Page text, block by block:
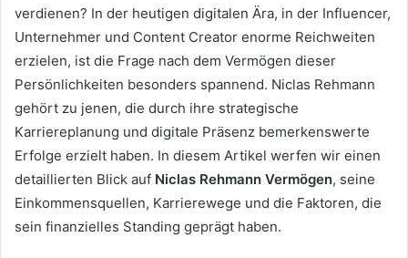
verdienen? In der heutigen digitalen Ära, in der Influencer,
Unternehmer und Content Creator enorme Reichweiten
erzielen, ist die Frage nach dem Vermögen dieser
Persönlichkeiten besonders spannend. Niclas Rehmann
gehört zu jenen, die durch ihre strategische
Karriereplanung und digitale Präsenz bemerkenswerte
Erfolge erzielt haben. In diesem Artikel werfen wir einen
detaillierten Blick auf Niclas Rehmann Vermögen, seine
Einkommensquellen, Karrierewege und die Faktoren, die
sein finanzielles Standing geprägt haben.